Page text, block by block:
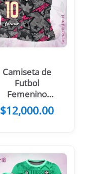
Camiseta de
Futbol
Femenino
Estrella
Morada
$12,000.00